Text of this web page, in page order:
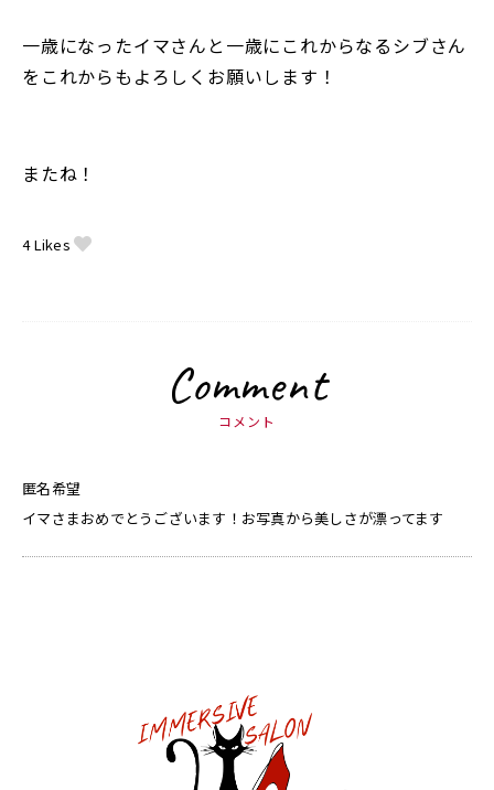
一歳になったイマさんと一歳にこれからなるシブさん
をこれからもよろしくお願いします！
またね！
4Likes
Comment
コメント
匿名希望
イマさまおめでとうございます！お写真から美しさが漂ってます